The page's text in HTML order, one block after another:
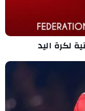
لكرة اليد